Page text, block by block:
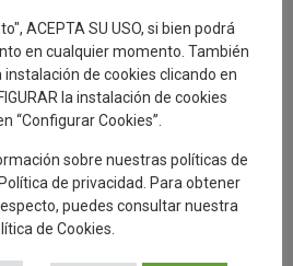
mensual y las temáticas se
semana de cada mes. Toda la
horarios e inscripciones estará
del Ayuntamiento y de la
exclusivamente a través de la
llamando al teléfono 925 82 63
en la que se celebren las
ACEPTA SU USO, si bien podrá
en cualquier momento. También
instalación de cookies clicando en
la instalación de cookies
“Configurar Cookies”.
sobre nuestras políticas de
Política de privacidad
. Para obtener
puedes consultar nuestra
de Cookies